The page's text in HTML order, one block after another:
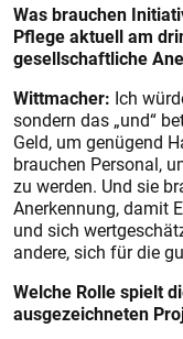
Was brauchen
Pflege aktuell am
gesellschaftliche
Wittmacher: Ich
sondern das „und“
Geld, um genügend
brauchen Personal,
zu werden. Und sie
Anerkennung, damit
und sich
andere, sich für die
Welche Rolle spielt
ausgezeichneten